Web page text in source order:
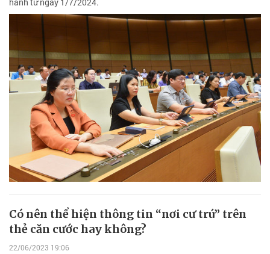
Có nên thể hiện thông tin “nơi cư trú” trên
thẻ căn cước hay không?
22/06/2023 19:06